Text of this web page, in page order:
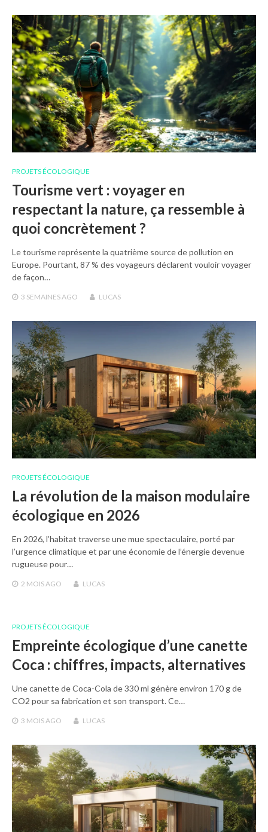
PROJETS ÉCOLOGIQUE
Tourisme vert : voyager en
respectant la nature, ça ressemble à
quoi concrètement ?
Le tourisme représente la quatrième source de pollution en
Europe. Pourtant, 87 % des voyageurs déclarent vouloir voyager
de façon…
3 SEMAINESAGO LUCAS
PROJETS ÉCOLOGIQUE
La révolution de la maison modulaire
écologique en 2026
En 2026, l’habitat traverse une mue spectaculaire, porté par
l’urgence climatique et par une économie de l’énergie devenue
rugueuse pour…
2 MOISAGO LUCAS
PROJETS ÉCOLOGIQUE
Empreinte écologique d’une canette
Coca : chiffres, impacts, alternatives
Une canette de Coca-Cola de 330 ml génère environ 170 g de
CO2 pour sa fabrication et son transport. Ce…
3 MOISAGO LUCAS